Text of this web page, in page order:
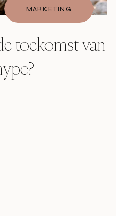
toekomst van
MARKETING